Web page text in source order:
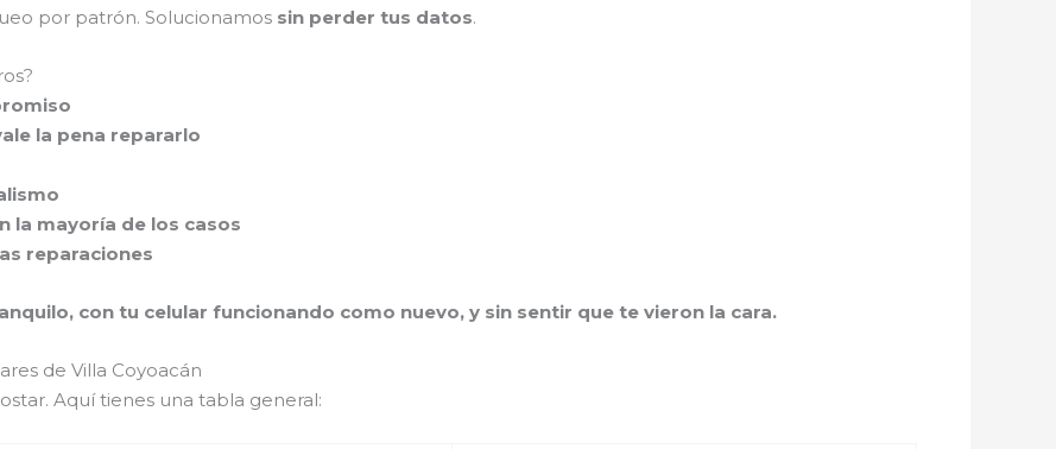
por patrón. Solucionamos sin perder tus datos.
la pena repararlo
la mayoría de los casos
reparaciones
con tu celular funcionando como nuevo, y sin sentir que te vieron la cara.
de Villa Coyoacán
Aquí tienes una tabla general: